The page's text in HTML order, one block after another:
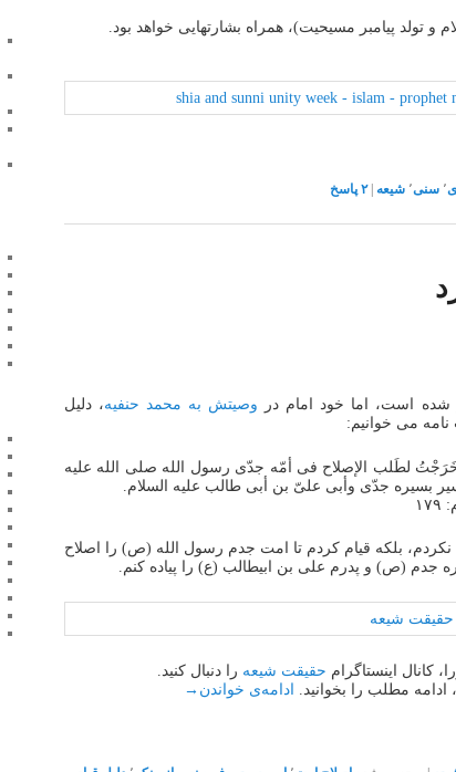
و تولد پیامبر مسیحیت)، همراه بشارتهایی خواهد بود.
٬ سنی٬ شیعه |۲ پاسخ
شده است، اما خود امام در وصیتش به محمد حنفیه، دلیل
می خوانیم:
خَرَجْتُ لطَلب الإصلاح فی أمّه جدّی رسول الله صلى الله علیه
بسیره جدّی وأبی علیّ بن أبی طالب علیه السلام.
نکردم، بلکه قیام کردم تا امت جدم رسول الله (ص) را اصلاح
جدم (ص) و پدرم علی بن ابیطالب (ع) را پیاده کنم.
کانال اینستاگرام حقیقت شیعه را دنبال کنید.
مطلب را بخوانید.
ادامه‌ی خواندن →